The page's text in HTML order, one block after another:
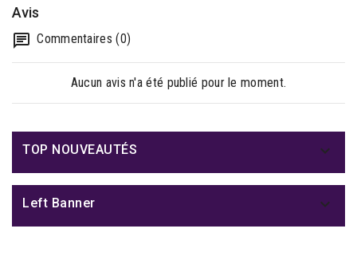
Avis
Commentaires (0)
Aucun avis n'a été publié pour le moment.
TOP NOUVEAUTÉS 
Left Banner 